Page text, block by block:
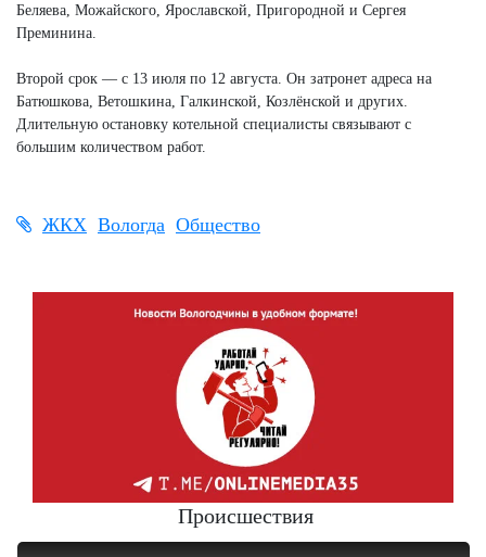
Беляева, Можайского, Ярославской, Пригородной и Сергея
Преминина.
Второй срок — с 13 июля по 12 августа. Он затронет адреса на
Батюшкова, Ветошкина, Галкинской, Козлёнской и других.
Длительную остановку котельной специалисты связывают с
большим количеством работ.
ЖКХ Вологда Общество
Происшествия